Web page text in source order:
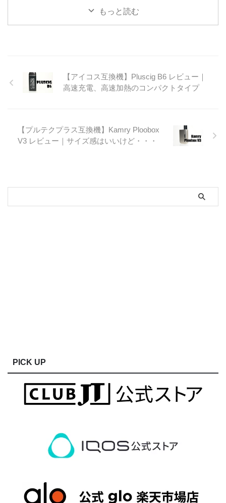
もっと読む
【アイコス互換機】Pluscig B6 レビュー｜
高速充電、高速加熱のコンパクトタイプ
【プルテクプラス互換機】Kamry Ploobox
V3 レビュー｜サイズ感はいいけど・・・
PICK UP